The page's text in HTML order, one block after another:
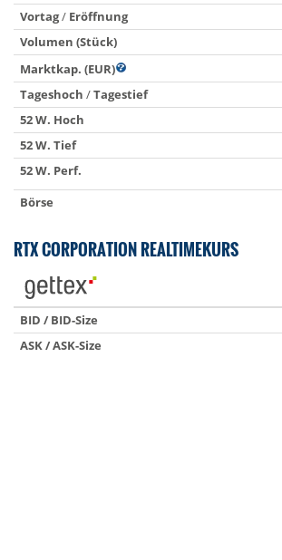
Vortag/ Eröffnung
Volumen (Stück)
Marktkap. (EUR)
Tageshoch /Tagestief
52 W. Hoch
52 W. Tief
52 W. Perf.
Börse
RTX CORPORATION REALTIMEKURS
BID / BID-Size
ASK / ASK-Size